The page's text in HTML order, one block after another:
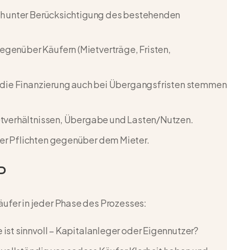
unter Berücksichtigung des bestehenden
Käufern (Mietverträge, Fristen,
Finanzierung auch bei Übergangsfristen stemmen
Übergabe und Lasten/Nutzen.
Pflichten gegenüber dem Mieter.
in jeder Phase des Prozesses:
sinnvoll – Kapitalanleger oder Eigennutzer?